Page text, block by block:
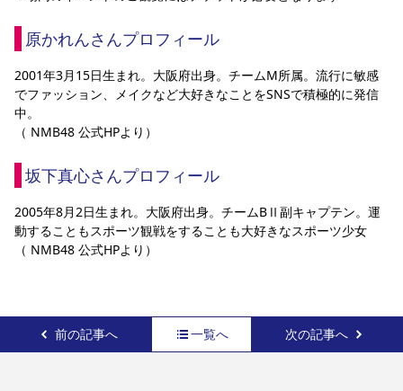
原かれんさんプロフィール
2001年3月15日生まれ。大阪府出身。チームM所属。流行に敏感
でファッション、メイクなど大好きなことをSNSで積極的に発信
中。
（ NMB48 公式HPより）
坂下真心さんプロフィール
2005年8月2日生まれ。大阪府出身。チームBⅡ副キャプテン。運
動することもスポーツ観戦をすることも大好きなスポーツ少女
（ NMB48 公式HPより）
前の記事へ 一覧へ 次の記事へ